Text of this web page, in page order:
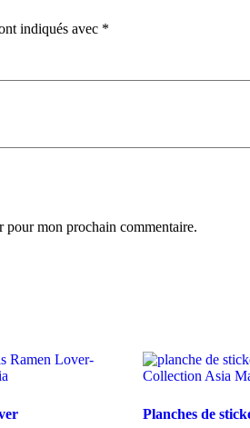
indiqués avec *
pour mon prochain commentaire.
Planches de